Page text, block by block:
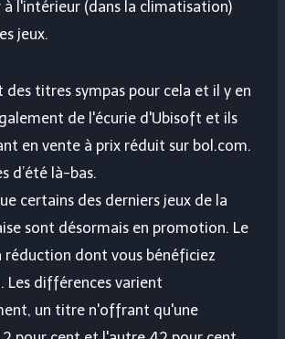
à l'intérieur (dans la climatisation)
jeux.
des titres sympas pour cela et il y en
de l'écurie d'Ubisoft et ils
en vente à prix réduit sur bol.com.
d’été là-bas.
certains des derniers jeux de la
sont désormais en promotion. Le
dont vous bénéficiez
Les différences varient
un titre n'offrant qu'une